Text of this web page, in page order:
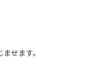
せます。